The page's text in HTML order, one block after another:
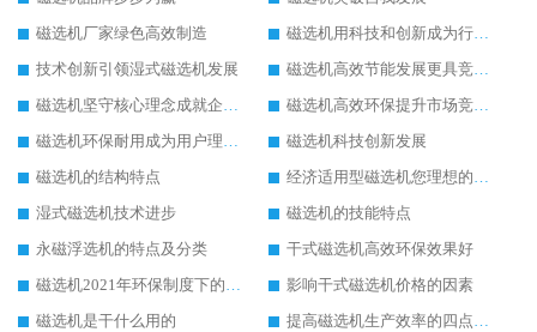
磁选机厂家绿色高效制造
磁选机用科技和创新成为行业中的顶梁柱
技术创新引领湿式磁选机发展
磁选机高效节能发展更具竞争力
磁选机坚守核心理念成就企业辉煌
磁选机高效环保提升市场竞争力
磁选机环保耐用成为用户理想选择
磁选机科技创新发展
磁选机的结构特点
经济适用型磁选机您理想的选择
湿式磁选机技术进步
磁选机的技能特点
永磁浮选机的特点及分类
干式磁选机高效环保效果好
磁选机2021年环保制度下的发展出路
影响干式磁选机价格的因素
磁选机是干什么用的
提高磁选机生产效率的四点方法